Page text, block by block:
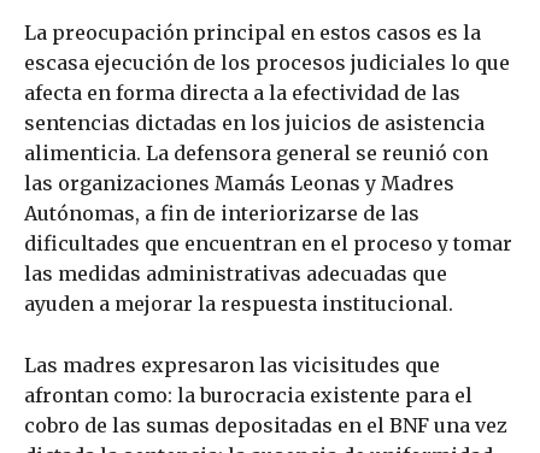
La preocupación principal en estos casos es la
escasa ejecución de los procesos judiciales lo que
afecta en forma directa a la efectividad de las
sentencias dictadas en los juicios de asistencia
alimenticia. La defensora general se reunió con
las organizaciones Mamás Leonas y Madres
Autónomas, a fin de interiorizarse de las
dificultades que encuentran en el proceso y tomar
las medidas administrativas adecuadas que
ayuden a mejorar la respuesta institucional.
Las madres expresaron las vicisitudes que
afrontan como: la burocracia existente para el
cobro de las sumas depositadas en el BNF una vez